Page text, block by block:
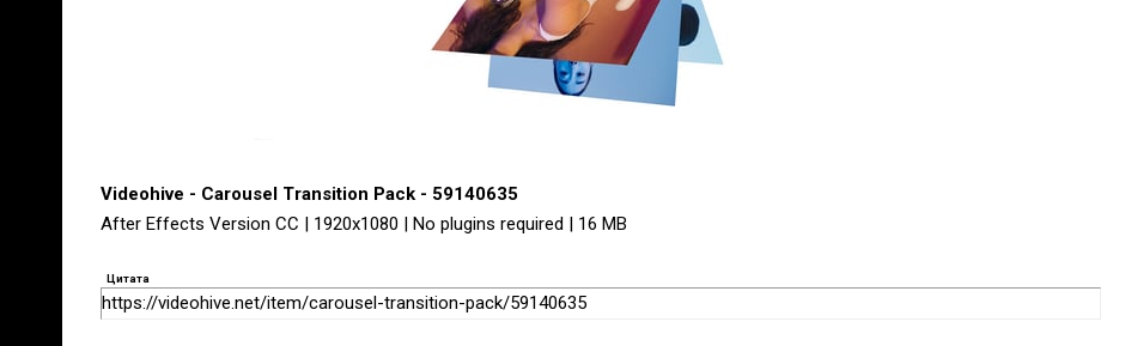
Videohive - Carousel Transition Pack - 59140635
After Effects Version CC | 1920x1080 | No plugins required | 16 MB
Цитата
https://videohive.net/item/carousel-transition-pack/59140635